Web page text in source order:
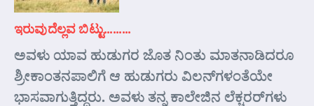
ಇರುವುದೆಲ್ಲವ ಬಿಟ್ಟು………
ಅವಳು ಯಾವ ಹುಡುಗರ ಜೊತ ನಿಂತು ಮಾತನಾಡಿದರೂ
ಶ್ರೀಕಾಂತನಪಾಲಿಗೆ ಆ ಹುಡುಗರು ವಿಲನ್‌ಗಳಂತೆಯೇ
ಭಾಸವಾಗುತ್ತಿದ್ದರು. ಅವಳು ತನ್ನ ಕಾಲೇಜಿನ ಲೆಕ್ಚರರ್‌ಗಳು